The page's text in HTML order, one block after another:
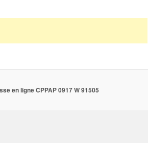
en ligne CPPAP 0917 W 91505